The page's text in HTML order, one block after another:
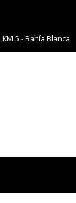
5 - Bahía Blanca